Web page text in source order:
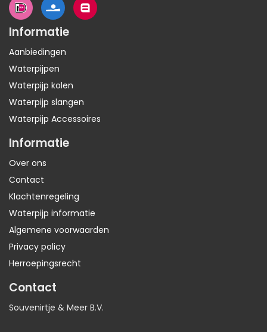
Informatie
Aanbiedingen
Waterpijpen
Waterpijp kolen
Waterpijp slangen
Waterpijp Accessoires
Informatie
Over ons
Contact
Klachtenregeling
Waterpijp informatie
Algemene voorwaarden
Privacy policy
Herroepingsrecht
Contact
Souvenirtje & Meer B.V.